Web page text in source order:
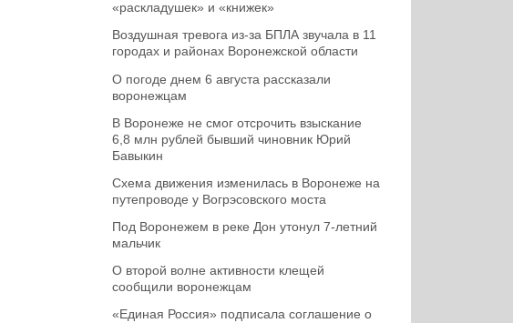
«раскладушек» и «книжек»
Воздушная тревога из-за БПЛА звучала в 11
городах и районах Воронежской области
О погоде днем 6 августа рассказали
воронежцам
В Воронеже не смог отсрочить взыскание
6,8 млн рублей бывший чиновник Юрий
Бавыкин
Схема движения изменилась в Воронеже на
путепроводе у Вогрэсовского моста
Под Воронежем в реке Дон утонул 7-летний
мальчик
О второй волне активности клещей
сообщили воронежцам
«Единая Россия» подписала соглашение о